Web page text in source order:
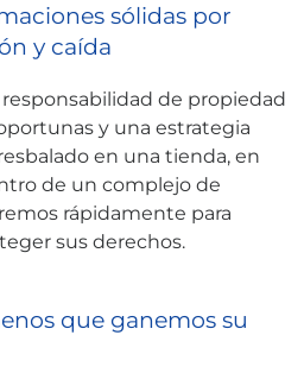
sólidas por
y caída
de propiedad
y una estrategia
en una tienda, en
de un complejo de
rápidamente para
sus derechos.
que ganemos su